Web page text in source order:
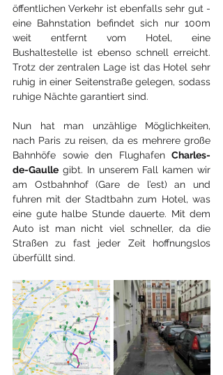
öffentlichen Verkehr ist ebenfalls sehr gut -
eine Bahnstation befindet sich nur 100m
weit entfernt vom Hotel, eine
Bushaltestelle ist ebenso schnell erreicht.
Trotz der zentralen Lage ist das Hotel sehr
ruhig in einer Seitenstraße gelegen, sodass
ruhige Nächte garantiert sind.
Nun hat man unzählige Möglichkeiten,
nach Paris zu reisen, da es mehrere große
Bahnhöfe sowie den Flughafen Charles-
de-Gaulle gibt. In unserem Fall kamen wir
am Ostbahnhof (Gare de l’est) an und
fuhren mit der Stadtbahn zum Hotel, was
eine gute halbe Stunde dauerte. Mit dem
Auto ist man nicht viel schneller, da die
Straßen zu fast jeder Zeit hoffnungslos
überfüllt sind.